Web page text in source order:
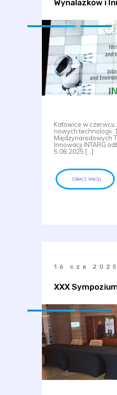
Wynalazków i
Katowice w czerwcu
nowych technologii.
Międzynarodowych
Innowacji INTARG
5.06.2025 […]
ZOBACZ WIĘCEJ
16 cze 2025
XXX